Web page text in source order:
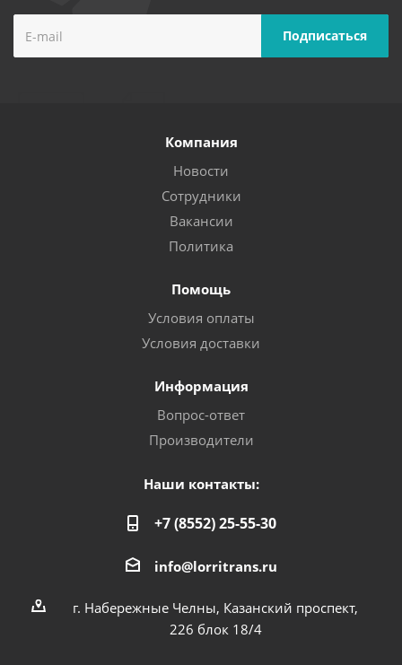
Компания
Новости
Сотрудники
Вакансии
Политика
Помощь
Условия оплаты
Условия доставки
Информация
Вопрос-ответ
Производители
Наши контакты:
+7 (8552) 25-55-30
info@lorritrans.ru
г. Набережные Челны, Казанский проспект,
226 блок 18/4